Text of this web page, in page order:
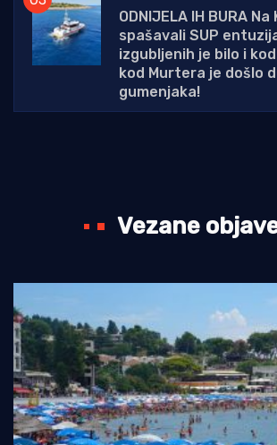
ODNIJELA IH BURA Na
spašavali SUP
izgubljenih je bilo i
kod Murtera je došlo
gumenjaka!
Vezane